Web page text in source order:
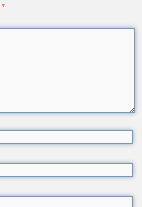
*